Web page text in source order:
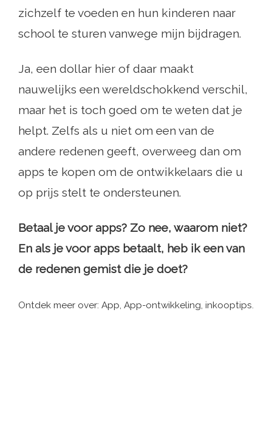
zichzelf te voeden en hun kinderen naar
school te sturen vanwege mijn bijdragen.
Ja, een dollar hier of daar maakt
nauwelijks een wereldschokkend verschil,
maar het is toch goed om te weten dat je
helpt. Zelfs als u niet om een ​​van de
andere redenen geeft, overweeg dan om
apps te kopen om de ontwikkelaars die u
op prijs stelt te ondersteunen.
Betaal je voor apps? Zo nee, waarom niet?
En als je voor apps betaalt, heb ik een van
de redenen gemist die je doet?
Ontdek meer over: App, App-ontwikkeling, inkooptips.